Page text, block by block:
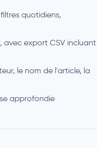
quotidiens,
avec export CSV incluant
le nom de l'article, la
approfondie